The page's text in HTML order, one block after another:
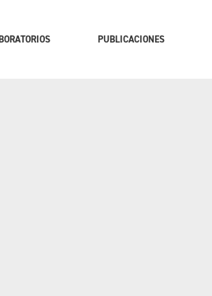
PUBLICACIONES